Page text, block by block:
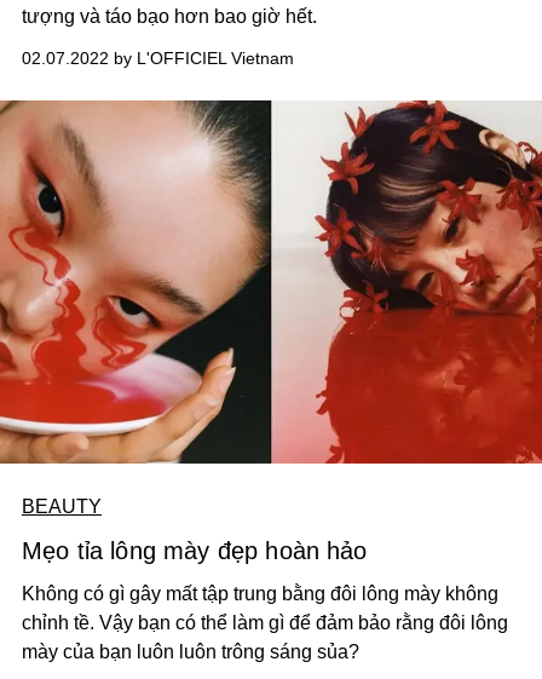
tượng và táo bạo hơn bao giờ hết.
02.07.2022 by L'OFFICIEL Vietnam
BEAUTY
Mẹo tỉa lông mày đẹp hoàn hảo
Không có gì gây mất tập trung bằng đôi lông mày không
chỉnh tề. Vậy bạn có thể làm gì để đảm bảo rằng đôi lông
mày của bạn luôn luôn trông sáng sủa?